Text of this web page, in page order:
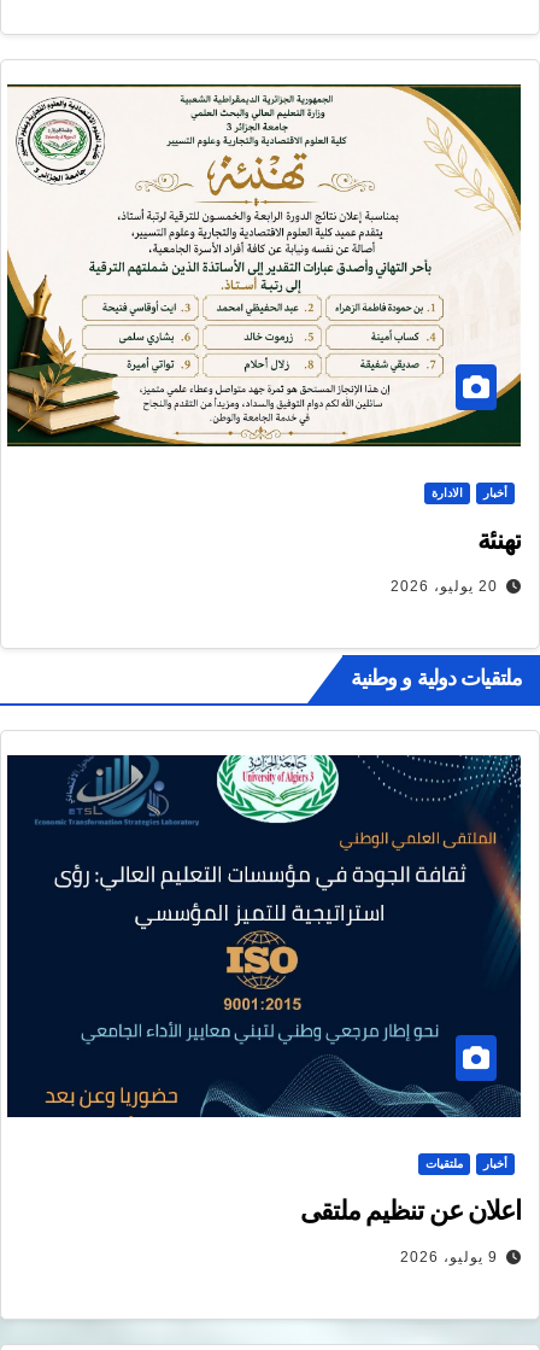
أخبار الادارة
تهنئة
20 يوليو، 2026
ملتقيات دولية و وطنية
أخبار ملتقيات
اعلان عن تنظيم ملتقى
9 يوليو، 2026